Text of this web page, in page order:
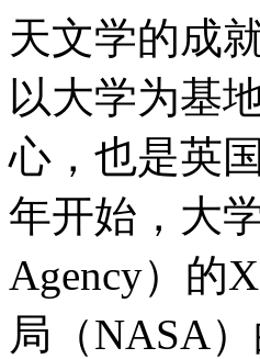
天文学的成
以大学为基
心，也是英
年开始，大
Agency）的
局（NASA